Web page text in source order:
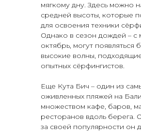
мягкому дну. Здесь можно
средней высоты, которые
для освоения техники
Однако в сезон дождей – с
октябрь, могут появляться
высокие волны,
опытных сёрфингистов.
Еще Кута Бич – один из
оживленных пляжей на
множеством кафе, баров,
ресторанов вдоль берега.
за своей популярности он